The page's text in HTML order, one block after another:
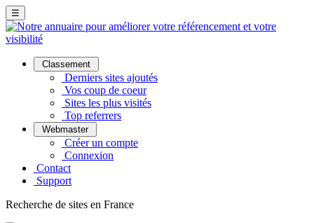
☰
Classement
Derniers sites ajoutés
Vos coup de coeur
Sites les plus visités
Top referrers
Webmaster
Créer un compte
Connexion
Contact
Support
Recherche de sites en France